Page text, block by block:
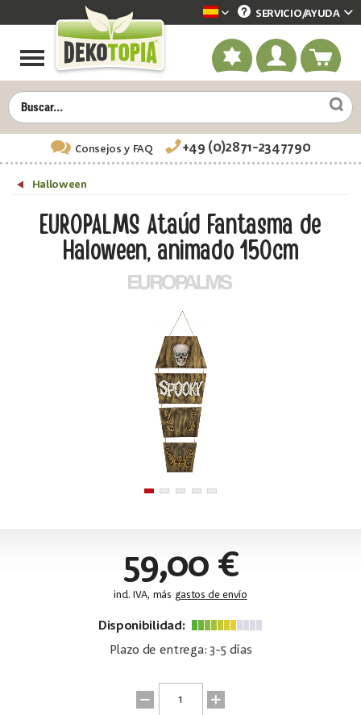
Dekotopia spanisch
SERVICIO/AYUDA
Consejos y FAQ +49 (0)2871-2347790
Halloween
EUROPALMS Ataúd Fantasma de
Haloween, animado 150cm
59,00 €
incl. IVA, más gastos de envío
Disponibilidad:
Plazo de entrega: 3-5 días